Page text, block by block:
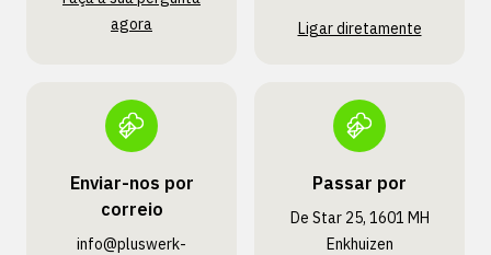
agora
Ligar diretamente
Enviar-nos por
correio
info@pluswerk­
Passar por
De Star 25, 1601 MH
Enkhuizen